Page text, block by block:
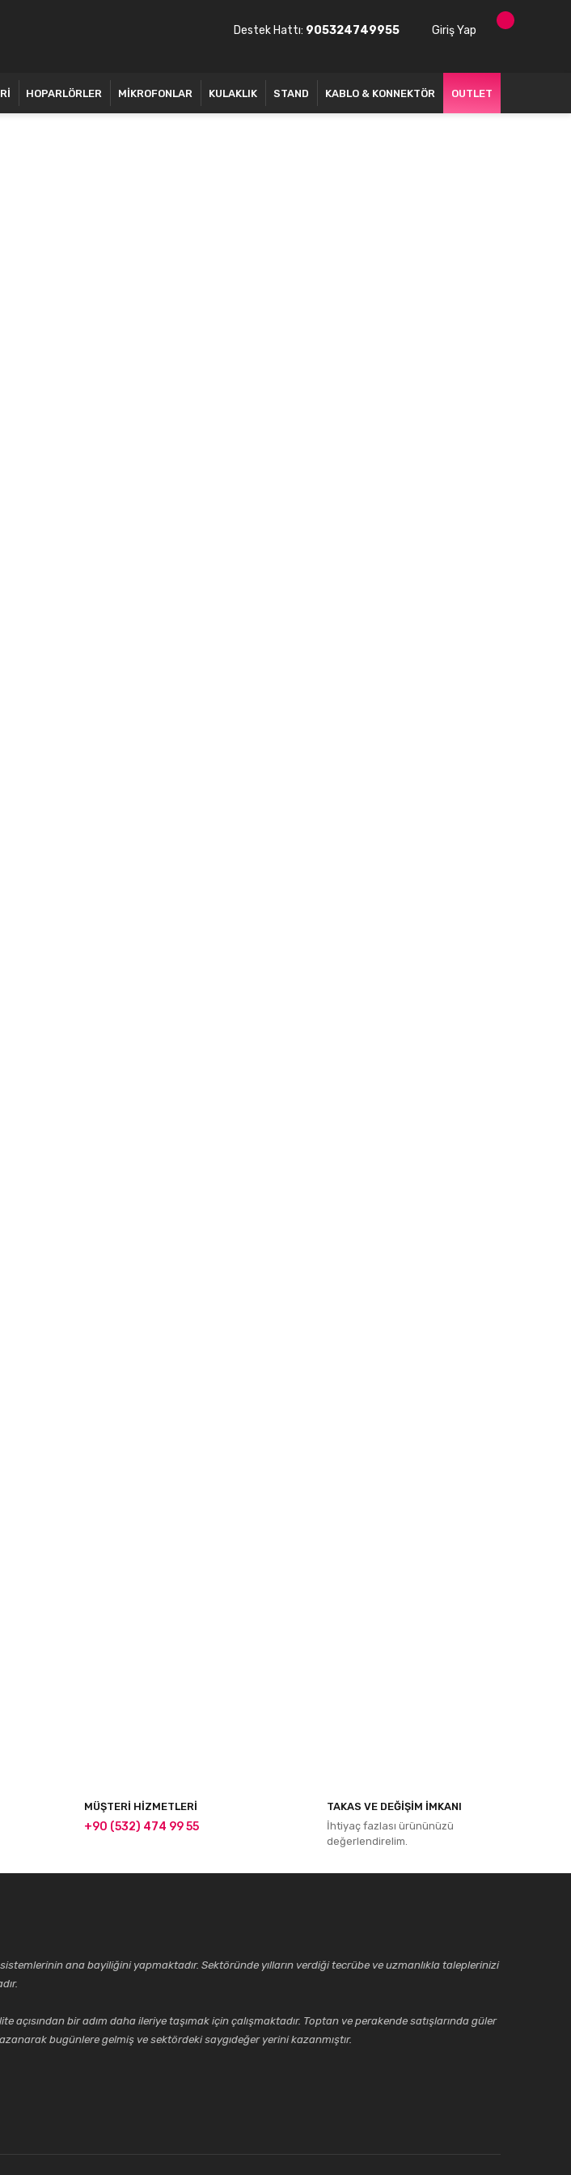
Destek Hattı: 905324749955 Giriş Yap
HOPARLÖRLER MİKROFONLAR KULAKLIK STAND KABLO & KONNEKTÖR OUTLET
MÜŞTERİ HİZMETLERİ
+90 (532) 474 99 55
TAKAS VE DEĞİŞİM İMKANI
İhtiyaç fazlası ürününüzü
değerlendirelim.
ana bayiliğini yapmaktadır. Sektöründe yılların verdiği tecrübe ve uzmanlıkla taleplerinizi
bir adım daha ileriye taşımak için çalışmaktadır. Toptan ve perakende satışlarında güler
bugünlere gelmiş ve sektördeki saygıdeğer yerini kazanmıştır.